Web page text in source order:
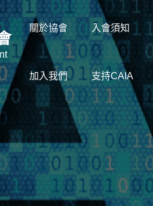
關於協會 入會須知
加入我們 支持CAIA